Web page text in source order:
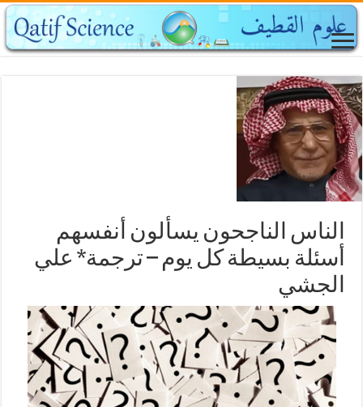
الناس الناجحون يسألون أنفسهم
أسئلة بسيطة كل يوم – ترجمة* علي
الجشي